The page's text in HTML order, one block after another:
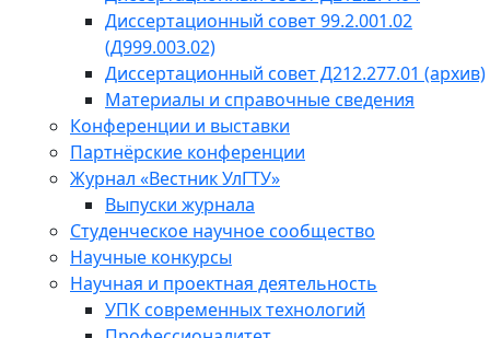
Диссертационный совет 99.2.001.02
(Д999.003.02)
Диссертационный совет Д212.277.01 (архив)
Материалы и справочные сведения
Конференции и выставки
Партнёрские конференции
Журнал «Вестник УлГТУ»
Выпуски журнала
Студенческое научное сообщество
Научные конкурсы
Научная и проектная деятельность
УПК современных технологий